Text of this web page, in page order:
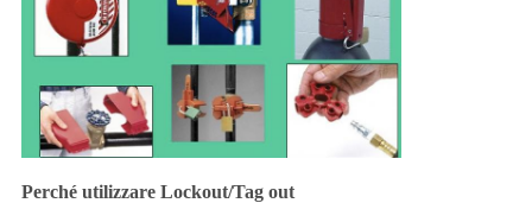
Perché utilizzare Lockout/Tag out